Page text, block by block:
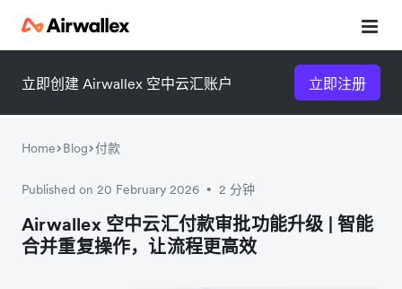
立即创建 Airwallex 空中云汇账户 立即注册
Home Blog 付款
Published on 20 February 2026 • 2 分钟
Airwallex 空中云汇付款审批功能升级 | 智能
合并重复操作，让流程更高效
微信扫一扫，点击手机右上角
分享
微信扫一扫，点击手机右上角
分享